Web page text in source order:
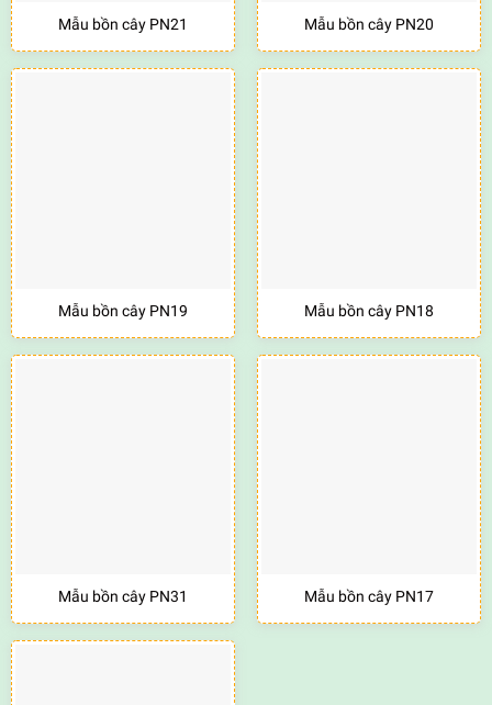
Mẫu bồn cây PN21 Mẫu bồn cây PN20
Mẫu bồn cây PN19 Mẫu bồn cây PN18
Mẫu bồn cây PN31 Mẫu bồn cây PN17